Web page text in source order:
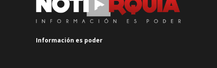
Información es poder